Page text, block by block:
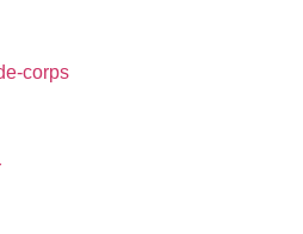
corps